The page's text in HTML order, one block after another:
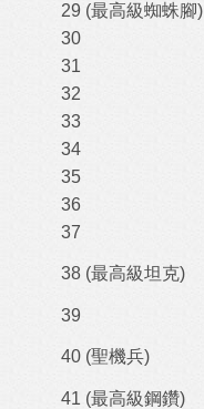
29 (最高級蜘蛛腳)
30
31
32
33
34
35
36
37
38 (最高級坦克)
39
40 (聖機兵)
41 (最高級鋼鑽)